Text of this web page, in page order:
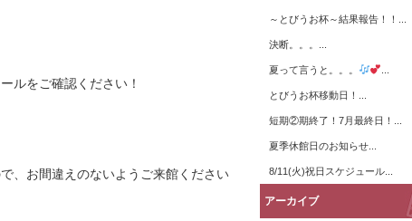
ルをご確認ください！
、お間違えのないようご来館ください
～とびうお杯～結果報告！！...
決断。。。...
夏って言うと。。。
とびうお杯移動日！...
短期②期終了！7月最終日！...
夏季休館日のお知らせ...
8/11(火)祝日スケジュール...
アーカイブ